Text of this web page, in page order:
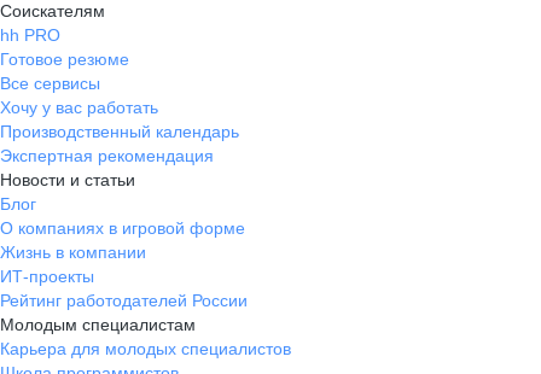
Соискателям
hh PRO
Готовое резюме
Все сервисы
Хочу у вас работать
Производственный календарь
Экспертная рекомендация
Новости и статьи
Блог
О компаниях в игровой форме
Жизнь в компании
ИТ-проекты
Рейтинг работодателей России
Молодым специалистам
Карьера для молодых специалистов